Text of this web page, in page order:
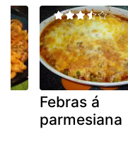
Febras á
parmesiana